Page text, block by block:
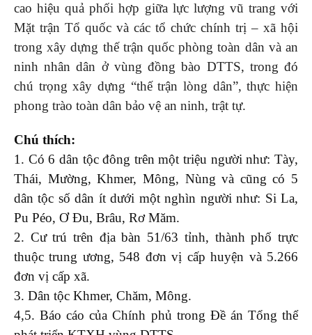
cao hiệu quả phối hợp giữa lực lượng vũ trang với
Mặt trận Tổ quốc và các tổ chức chính trị – xã hội
trong xây dựng thế trận quốc phòng toàn dân và an
ninh nhân dân ở vùng đồng bào DTTS, trong đó
chú trọng xây dựng “thế trận lòng dân”, thực hiện
phong trào toàn dân bảo vệ an ninh, trật tự.
Chú thích:
1. Có 6 dân tộc đông trên một triệu người như: Tày,
Thái, Mường, Khmer, Mông, Nùng và cũng có 5
dân tộc số dân ít dưới một nghìn người như: Si La,
Pu Péo, Ơ Đu, Brâu, Rơ Măm.
2. Cư trú trên địa bàn 51/63 tỉnh, thành phố trực
thuộc trung ương, 548 đơn vị cấp huyện và 5.266
đơn vị cấp xã.
3. Dân tộc Khmer, Chăm, Mông.
4,5. Báo cáo của Chính phủ trong Đề án Tổng thể